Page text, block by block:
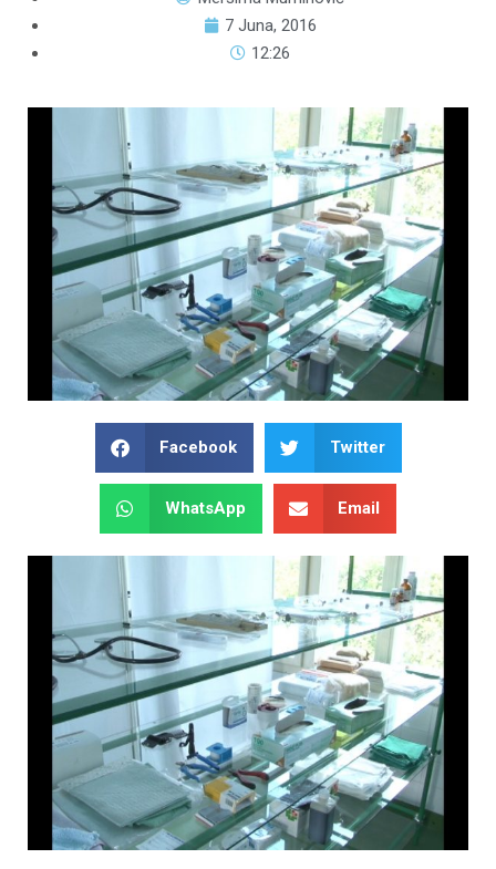
7 Juna, 2016
12:26
Facebook Twitter
WhatsApp Email